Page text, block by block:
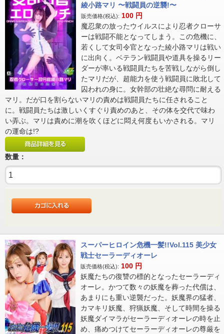
綾小路マリ 〜戦闘員の逆襲!〜
販売価格(税込): 100 円
魔忍衆の放ったウイルスにより忍者クローサ
ーは戦闘不能となってしまう。この危機に、
若くして女司令官となった綾小路マリは戦い
に出向く。ベテラン戦闘員や道具を操るリー
ダーが率いる戦闘員たちを苦戦しながら倒し
たマリだが、超能力を使う戦闘員に敗北して
囚われの身に。女幹部の壮絶な尋問に耐える
マリ。だが口を割らないマリの責めは戦闘員たちに任されること
に。戦闘員たちは激しいくすぐり責めのあと、その体を交代で味わ
い弄ぶ。マリは責めに潮を吹くほどに悶え何度もいかされる。マリ
の運命は!?
数量：
スーパーヒロイン危機一髪!!Vol.115 美少女
戦士セーラーディオーレ
販売価格(税込): 100 円
妖魔たちの復讐の標的となったセーラーディ
オーレ。かつて数々の妖魔を葬った代償は、
あまりにも重い逆襲だった。妖魔界の猛者、
カマキリ妖魔、狩猟妖魔、そして時間を操る
妖魔ダイマラがセーラーディオーレの時を止
め、痛めつけてセーラーディオーレの尊厳を